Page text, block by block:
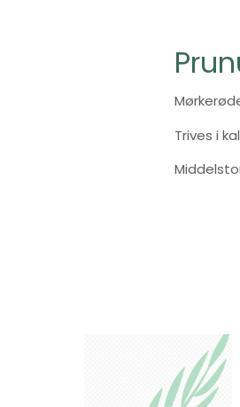
Trives i